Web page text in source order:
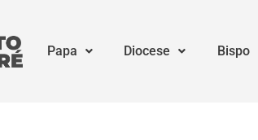
Papa Diocese Bispo